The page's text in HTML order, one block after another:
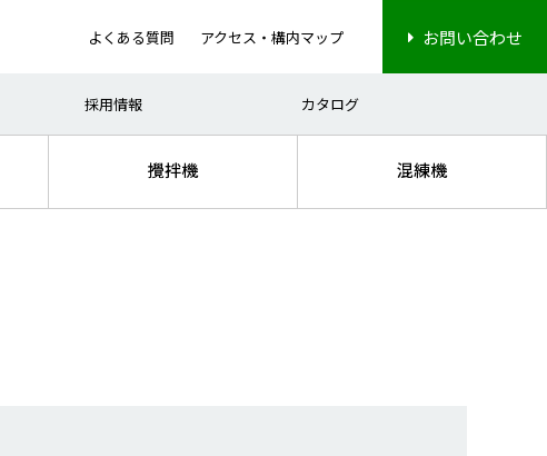
よくある質問 アクセス・構内マップ お問い合わせ
採用情報 カタログ
ナノ分散 高粘度処理
電子部品 ディスプレイ
攪拌機 混練機